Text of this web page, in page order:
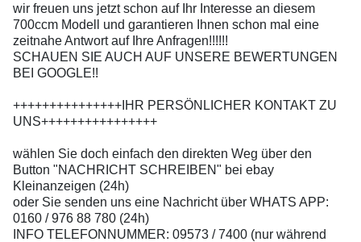
wir freuen uns jetzt schon auf Ihr Interesse an diesem
700ccm Modell und garantieren Ihnen schon mal eine
zeitnahe Antwort auf Ihre Anfragen!!!!!!
SCHAUEN SIE AUCH AUF UNSERE BEWERTUNGEN
BEI GOOGLE!!
+++++++++++++++IHR PERSÖNLICHER KONTAKT ZU
UNS++++++++++++++++
wählen Sie doch einfach den direkten Weg über den
Button "NACHRICHT SCHREIBEN" bei ebay
Kleinanzeigen (24h)
oder Sie senden uns eine Nachricht über WHATS APP:
0160 / 976 88 780 (24h)
INFO TELEFONNUMMER: 09573 / 7400 (nur während